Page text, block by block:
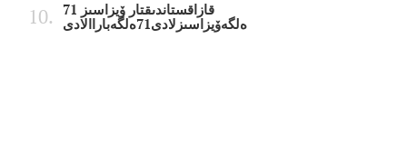
قازاقستاندىقتار ۆيزاسىز 71
ەلگەۆيزاسىزلادى71ەلگەباراالادى